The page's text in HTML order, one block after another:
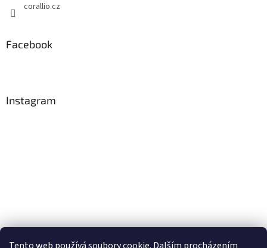
corallio.cz
Facebook
Instagram